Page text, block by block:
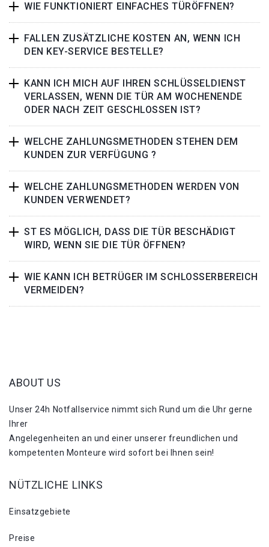
WIE FUNKTIONIERT EINFACHES TÜRÖFFNEN?
FALLEN ZUSÄTZLICHE KOSTEN AN, WENN ICH
DEN KEY-SERVICE BESTELLE?
KANN ICH MICH AUF IHREN SCHLÜSSELDIENST
VERLASSEN, WENN DIE TÜR AM WOCHENENDE
ODER NACH ZEIT GESCHLOSSEN IST?
WELCHE ZAHLUNGSMETHODEN STEHEN DEM
KUNDEN ZUR VERFÜGUNG ?
WELCHE ZAHLUNGSMETHODEN WERDEN VON
KUNDEN VERWENDET?
ST ES MÖGLICH, DASS DIE TÜR BESCHÄDIGT
WIRD, WENN SIE DIE TÜR ÖFFNEN?
WIE KANN ICH BETRÜGER IM SCHLOSSERBEREICH
VERMEIDEN?
ABOUT US
Unser 24h Notfallservice nimmt sich Rund um die Uhr gerne
Ihrer
Angelegenheiten an und einer unserer freundlichen und
kompetenten Monteure wird sofort bei Ihnen sein!
NÜTZLICHE LINKS
Einsatzgebiete
Preise